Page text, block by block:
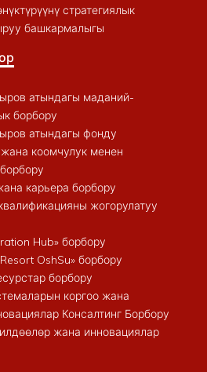
стратегиялык
башкармалыгы
атындагы маданий-
борбору
атындагы фонду
коомчулук менен
карьера борбору
жогорулатуу
Hub» борбору
OshSu» борбору
борбору
коргоо жана
Консалтинг Борбору
жана инновациялар